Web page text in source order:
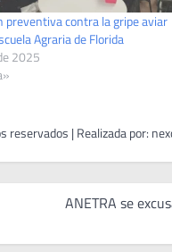
preventiva contra la gripe aviar
Agraria de Florida
2025
ANETRA se